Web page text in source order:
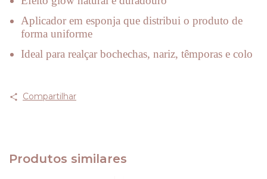
Aplicador em esponja que distribui o produto de
forma uniforme
Ideal para realçar bochechas, nariz, têmporas e colo
Compartilhar
Produtos similares